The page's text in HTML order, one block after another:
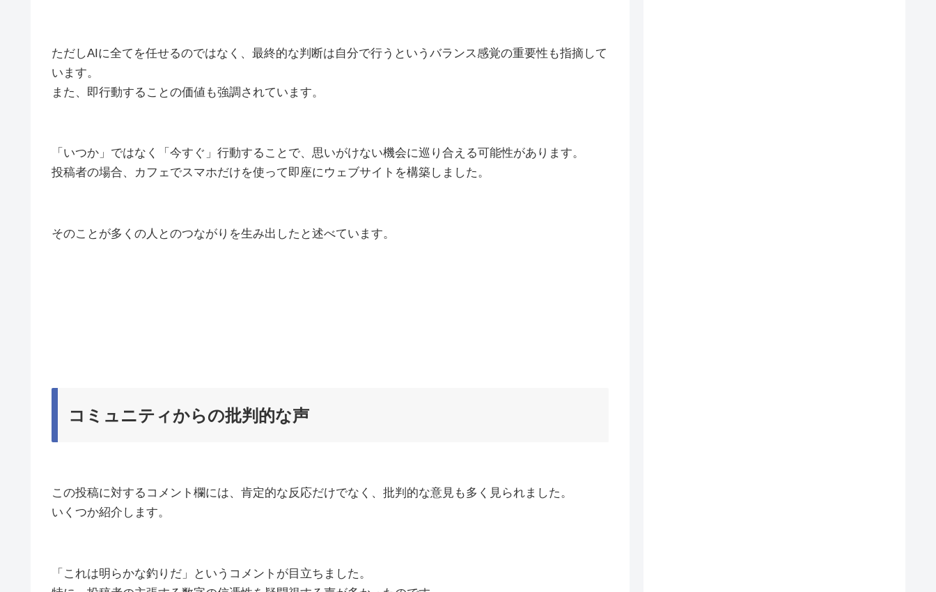
ただしAIに全てを任せるのではなく、最終的な判断は自分で行うというバランス感覚の重要性も指摘して
います。
また、即行動することの価値も強調されています。
「いつか」ではなく「今すぐ」行動することで、思いがけない機会に巡り合える可能性があります。
投稿者の場合、カフェでスマホだけを使って即座にウェブサイトを構築しました。
そのことが多くの人とのつながりを生み出したと述べています。
コミュニティからの批判的な声
この投稿に対するコメント欄には、肯定的な反応だけでなく、批判的な意見も多く見られました。
いくつか紹介します。
「これは明らかな釣りだ」というコメントが目立ちました。